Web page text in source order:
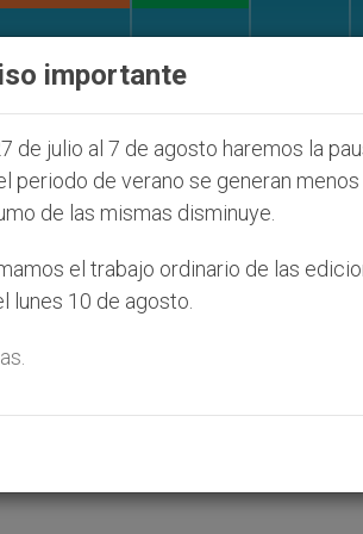
(y no sólo) en Tierra
Dios no le
Crucis en el Coliseo
importante
de julio al 7 de agosto haremos la
periodo de verano se generan
de las mismas disminuye.
el trabajo ordinario de las
lunes 10 de agosto.